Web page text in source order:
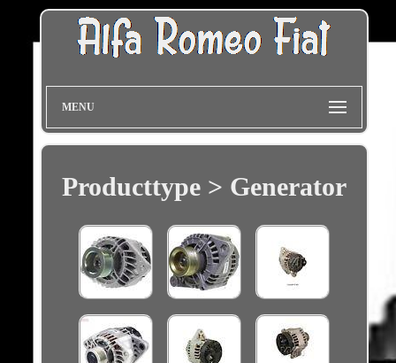
MENU
Producttype > Generator